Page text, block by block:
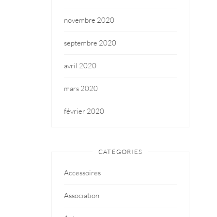
novembre 2020
septembre 2020
avril 2020
mars 2020
février 2020
CATÉGORIES
Accessoires
Association